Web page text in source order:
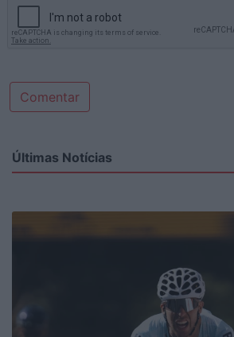
Comentar
Últimas Notícias